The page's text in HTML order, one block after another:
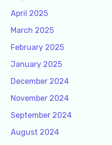
April 2025
March 2025
February 2025
January 2025
December 2024
November 2024
September 2024
August 2024